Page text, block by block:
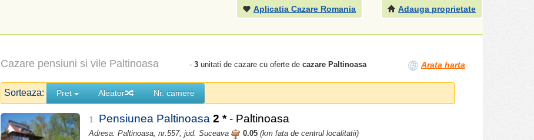
Adauga proprietate
Aplicatia Cazare Romania
Cazare pensiuni si vile Paltinoasa -3 unitati de cazare cu oferte decazare Paltinoasa Arata harta
Sorteaza: Pret Aleator Nr. camere
1. Pensiunea Paltinoasa 2 * - Paltinoasa
Adresa: Paltinoasa, nr.557, jud. Suceava 0.05 (km fata de centrul localitatii)